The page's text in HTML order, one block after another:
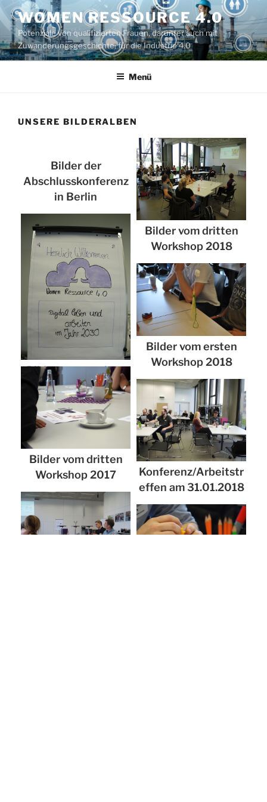
Zum
Inhalt
springen
WOMEN RESSOURCE 4.0
Potenziale von qualifizierten Frauen, darunter auch mit
Zuwanderungsgeschichte, für die Industrie 4.0
Menü
UNSERE BILDERALBEN
Bilder der
Abschlusskonferenz
in Berlin
Bilder vom dritten
Workshop 2018
Bilder vom zweiten
Workshop 2018
Bilder vom ersten
Workshop 2018
Bilder vom dritten
Workshop 2017
Konferenz/Arbeitstr
effen am 31.01.2018